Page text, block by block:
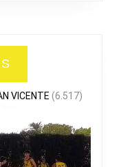
VICENTE (6.517)